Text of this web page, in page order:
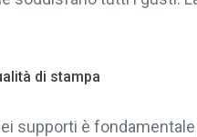
di stampa
supporti è